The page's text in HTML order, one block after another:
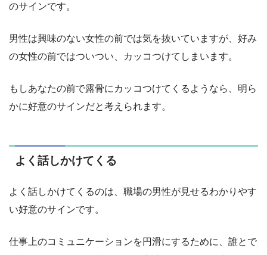
のサインです。
男性は興味のない女性の前では気を抜いていますが、好み
の女性の前ではついつい、カッコつけてしまいます。
もしあなたの前で露骨にカッコつけてくるようなら、明ら
かに好意のサインだと考えられます。
よく話しかけてくる
よく話しかけてくるのは、職場の男性が見せるわかりやす
い好意のサインです。
仕事上のコミュニケーションを円滑にするために、誰とで